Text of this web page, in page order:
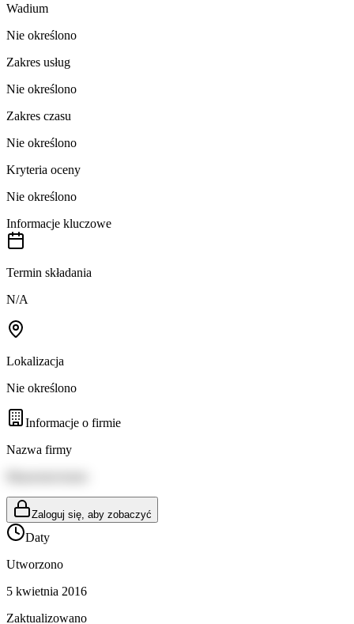
Wadium
Nie określono
Zakres usług
Nie określono
Zakres czasu
Nie określono
Kryteria oceny
Nie określono
Informacje kluczowe
Termin składania
N/A
Lokalizacja
Nie określono
Informacje o firmie
Nazwa firmy
Zaloguj się, aby zobaczyć
Daty
Utworzono
5 kwietnia 2016
Zaktualizowano